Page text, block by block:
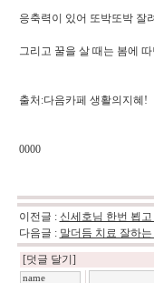
응축력이 있어 또박또박 잘
그리고 꿀을 살 때는 봄에
출처:다음카페 생활의지혜!
0000
이전글 : 신세호님 한번 뵙
다음글 : 말더듬 치료 잘하
[덧글 달기]